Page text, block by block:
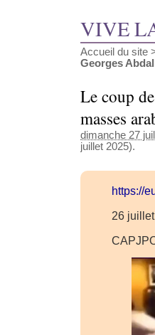
VIVE
Accueil du site
Georges
Le coup
masses
dimanche 27
juillet 2025).
https://
26